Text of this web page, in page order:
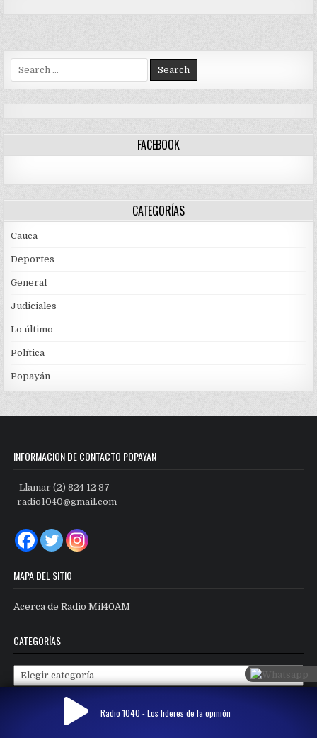
Search
for:
FACEBOOK
CATEGORÍAS
Cauca
Deportes
General
Judiciales
Lo último
Política
Popayán
INFORMACIÓN DE CONTACTO POPAYÁN
Llamar (2) 824 12 87
radio1040@gmail.com
MAPA DEL SITIO
Acerca de Radio Mil40AM
CATEGORÍAS
Categorías
Radio 1040 - Los lideres de la opinión